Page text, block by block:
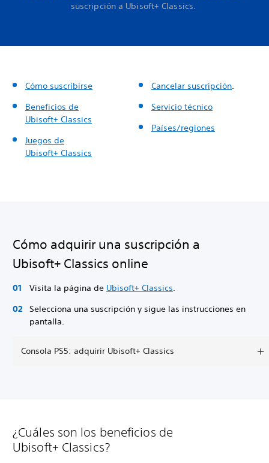
suscripción a Ubisoft+ Classics.
Cómo suscribirse
Beneficios de
Ubisoft+ Classics
Juegos de
Ubisoft+ Classics
Cancelar suscripción.
Servicio técnico
Países/regiones
Cómo adquirir una suscripción a
Ubisoft+ Classics online
Visita la página de Ubisoft+ Classics.
Selecciona una suscripción y sigue las instrucciones en
pantalla.
Consola PS5: adquirir Ubisoft+ Classics
¿Cuáles son los beneficios de
Ubisoft+ Classics?